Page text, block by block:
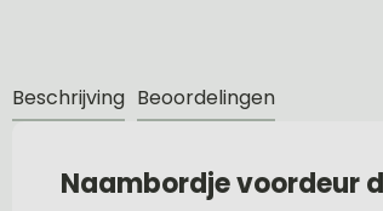
Beschrijving Beoordelingen
Naambordje voordeur